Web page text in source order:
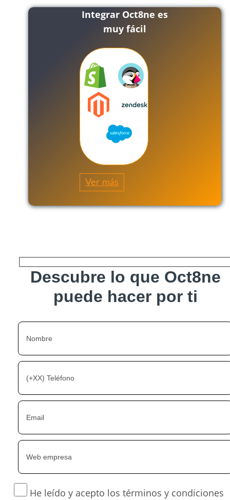
Integrar Oct8ne es
muy fácil
Ver más
Descubre lo que Oct8ne
puede hacer por ti
He leído y acepto los términos y condiciones